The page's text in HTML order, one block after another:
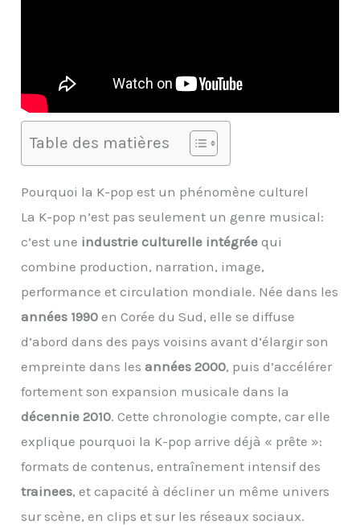
Table des matières
Pourquoi la K-pop est un phénomène culturel
La K-pop n’est pas seulement un genre musical:
c’est une industrie culturelle intégrée qui
combine production, narration, image,
performance et circulation mondiale. Née dans les
années 1990 en Corée du Sud, elle se diffuse
d’abord dans des pays voisins avant d’élargir son
empreinte dans lesannées 2000, puis d’accélérer
fortement son expansion musicale dans la
décennie 2010. Cette chronologie compte, car elle
explique pourquoi la K-pop arrive déjà « prête »:
formats de contenus, entraînement intensif des
trainees, et capacité à décliner un même univers
sur scène, en clips et sur les réseaux sociaux.